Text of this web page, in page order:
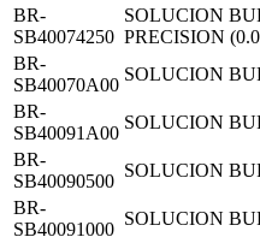
BR-
SB40074250
SOLUCION
PRECISION
BR-
SB40070A00
SOLUCION
BR-
SB40091A00
SOLUCION
BR-
SB40090500
SOLUCION
BR-
SB40091000
SOLUCION